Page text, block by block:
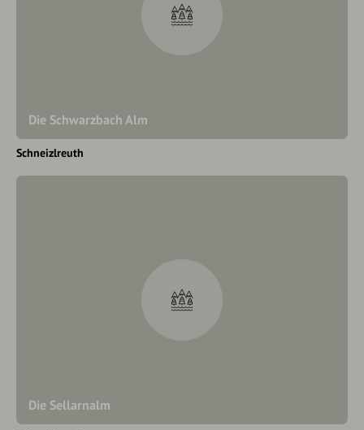
Die Schwarzbach Alm
Schneizlreuth
Die Sellarnalm